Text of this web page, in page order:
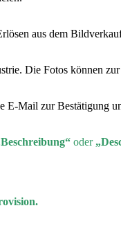
aus dem
Die Fotos können
Mail zur Bestätigung
oder